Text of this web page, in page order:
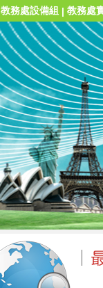
教務處設備組 | 教務處